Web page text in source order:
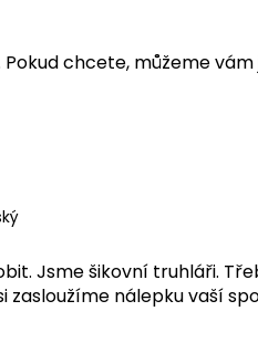
chcete, můžeme
Jsme šikovní truhláři.
zasloužíme nálepku vaší